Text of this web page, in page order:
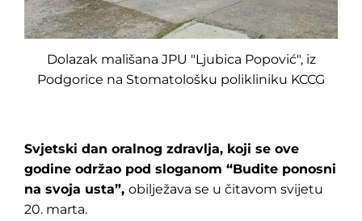
Dolazak mališana JPU "Ljubica Popović", iz
Podgorice na Stomatološku polikliniku KCCG
Svjetski dan oralnog zdravlja, koji se ove
godine održao pod sloganom “Budite ponosni
na svoja usta”, obilježava se u čitavom svijetu
20. marta.